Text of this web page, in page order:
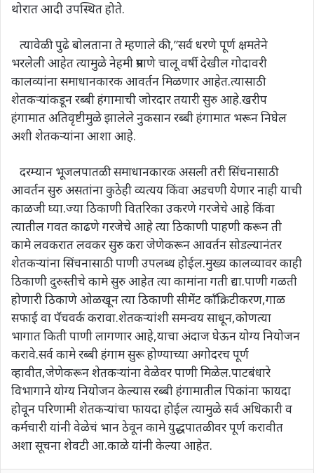
थोरात आदी उपस्थित होते.
त्यावेळी पुढे बोलताना ते म्हणाले की,”सर्व धरणे पूर्ण क्षमतेने
भरलेली आहेत त्यामुळे नेहमी प्रमाणे चालू वर्षी देखील गोदावरी
कालव्यांना समाधानकारक आवर्तन मिळणार आहेत.त्यासाठी
शेतकऱ्यांकडून रब्बी हंगामाची जोरदार तयारी सुरु आहे.खरीप
हंगामात अतिवृष्टीमुळे झालेले नुकसान रब्बी हंगामात भरून निघेल
अशी शेतकऱ्यांना आशा आहे.
दरम्यान भूजलपातळी समाधानकारक असली तरी सिंचनासाठी
आवर्तन सुरु असतांना कुठेही व्यत्यय किंवा अडचणी येणार नाही याची
काळजी घ्या.ज्या ठिकाणी वितरिका उकरणे गरजेचे आहे किंवा
त्यातील गवत काढणे गरजेचे आहे त्या ठिकाणी पाहणी करून ती
कामे लवकरात लवकर सुरु करा जेणेकरून आवर्तन सोडल्यानंतर
शेतकऱ्यांना सिंचनासाठी पाणी उपलब्ध होईल.मुख्य कालव्यावर काही
ठिकाणी दुरुस्तीचे कामे सुरु आहेत त्या कामांना गती द्या.पाणी गळती
होणारी ठिकाणे ओळखून त्या ठिकाणी सीमेंट काँक्रिटीकरण,गाळ
सफाई वा पॅचवर्क करावा.शेतकऱ्यांशी समन्वय साधून,कोणत्या
भागात किती पाणी लागणार आहे,याचा अंदाज घेऊन योग्य नियोजन
करावे.सर्व कामे रब्बी हंगाम सुरू होण्याच्या अगोदरच पूर्ण
व्हावीत,जेणेकरून शेतकऱ्यांना वेळेवर पाणी मिळेल.पाटबंधारे
विभागाने योग्य नियोजन केल्यास रब्बी हंगामातील पिकांना फायदा
होवून परिणामी शेतकऱ्यांचा फायदा होईल त्यामुळे सर्व अधिकारी व
कर्मचारी यांनी वेळेचं भान ठेवून कामे युद्धपातळीवर पूर्ण करावीत
अशा सूचना शेवटी आ.काळे यांनी केल्या आहेत.